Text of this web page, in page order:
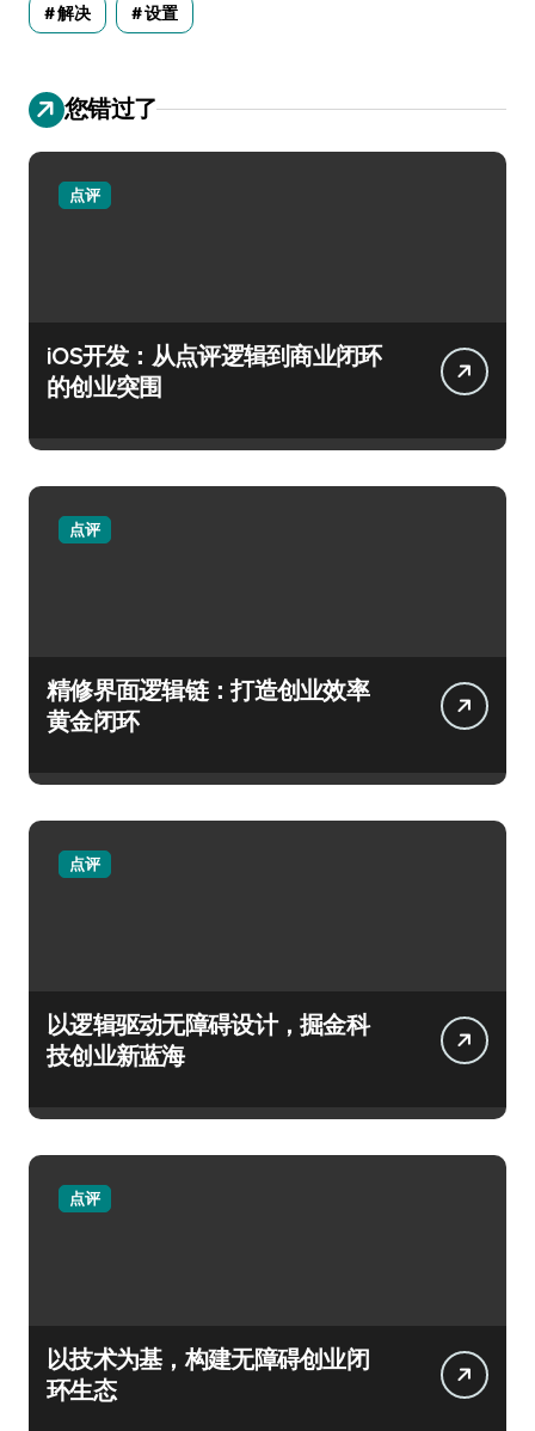
解决 设置
您错过了
点评
iOS开发：从点评逻辑到商业闭环
的创业突围
点评
精修界面逻辑链：打造创业效率
黄金闭环
点评
以逻辑驱动无障碍设计，掘金科
技创业新蓝海
点评
以技术为基，构建无障碍创业闭
环生态